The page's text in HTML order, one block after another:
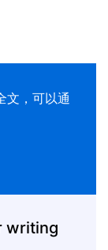
文，可以通
writing